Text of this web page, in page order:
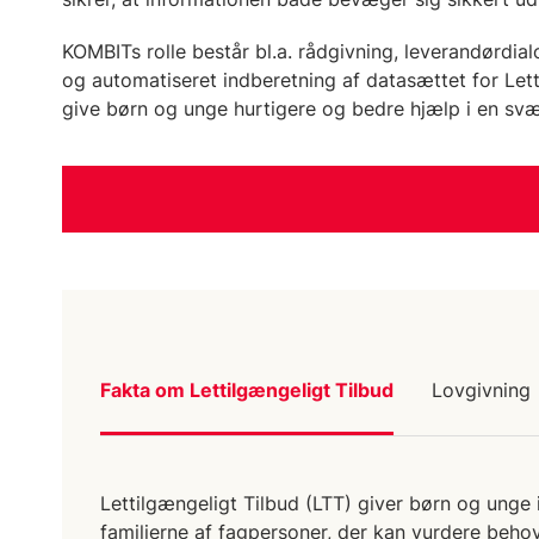
KOMBITs rolle består bl.a. rådgivning,
og automatiseret indberetning af datasættet for
give børn og unge hurtigere og bedre hjælp i en
Fakta om Lettilgængeligt Tilbud Lovgivning
Lettilgængeligt Tilbud (LTT) giver børn og
familierne af fagpersoner, der kan vurdere